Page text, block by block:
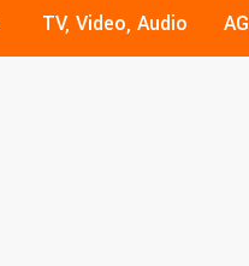
TV, Video, Audio